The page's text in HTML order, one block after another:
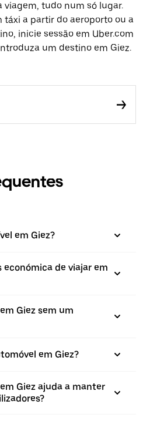
viagem, tudo num só lugar.
táxi a partir do aeroporto ou a
inicie sessão em Uber.com
um destino em Giez.
em Giez?
económica de viajar em
Giez sem um
em Giez?
Giez ajuda a manter